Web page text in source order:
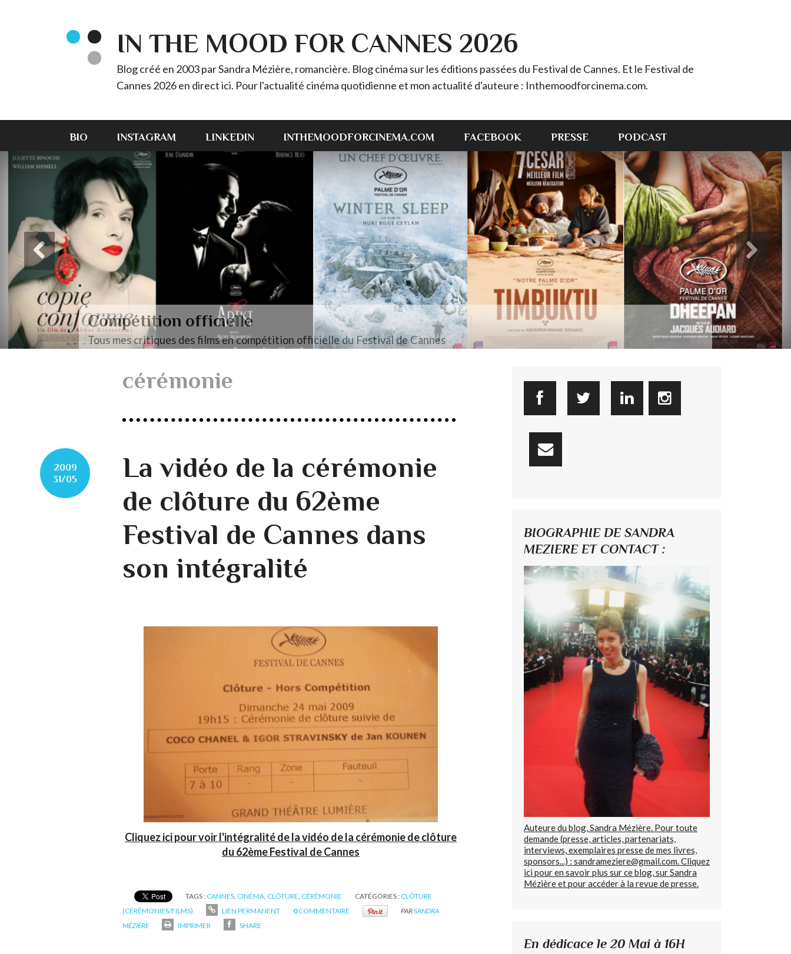
IN THE MOOD FOR CANNES 2026
Blog créé en 2003 par Sandra Mézière, romancière. Blog cinéma sur les éditions passées du Festival de Cannes. Et le Festival de
Cannes 2026 en direct ici. Pour l'actualité cinéma quotidienne et mon actualité d'auteure : Inthemoodforcinema.com.
BIO INSTAGRAM LINKEDIN INTHEMOODFORCINEMA.COM FACEBOOK PRESSE PODCAST
Compétition officielle
Tous mes critiques des films en compétition officielle du Festival de Cannes
cérémonie
2009
31/05
La vidéo de la cérémonie
de clôture du 62ème
Festival de Cannes dans
son intégralité
Cliquez ici pour voir l'intégralité de la vidéo de la cérémonie de clôture
du 62ème Festival de Cannes
TAGS : CANNES CINÉMA CLÔTURE CÉRÉMONIE CATÉGORIES : CLÔTURE
(CÉRÉMONIES/FILMS)
LIEN PERMANENT 0 COMMENTAIRE PARSANDRA
MÉZIÈRE
IMPRIMER SHARE
BIOGRAPHIE DE SANDRA
MEZIERE ET CONTACT :
Auteure du blog, Sandra Mézière. Pour toute
demande (presse, articles, partenariats,
interviews, exemplaires presse de mes livres,
sponsors...) : sandrameziere@gmail.com. Cliquez
ici pour en savoir plus sur ce blog, sur Sandra
Mézière et pour accéder à la revue de presse.
En dédicace le 20 Mai à 16H